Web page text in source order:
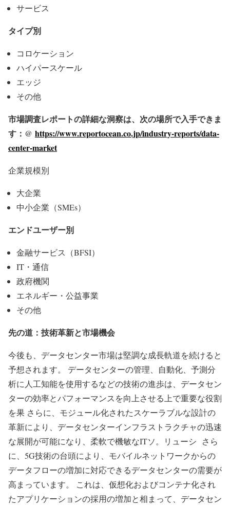
サービス
タイプ別
コロケーション
ハイパースケール
エッジ
その他
市場調査レポートの詳細な洞察は、次の場所で入手できま
す：@ https://www.reportocean.co.jp/industry-reports/data-
center-market
企業規模別
大企業
中小企業（SMEs）
エンドユーザー別
金融サービス（BFSI）
IT・通信
政府機関
エネルギー・公益事業
その他
先の道：技術革新と市場機会
今後も、データセンター市場は堅調な成長軌道を続けると
予想されます。 データセンターの管理、自動化、予測分
析に人工知能を使用するなどの技術の進歩は、データセン
ターの効率とパフォーマンスを向上させる上で重要な役割
を果 さらに、モジュール化されたスケーラブルな設計の
革新により、データセンターインフラストラクチャの迅速
な展開が可能になり、柔軟で機敏なITソ。リューシ さら
に、5G技術の台頭により、モバイルネットワークからの
データフローの増加に対応できるデータセンターの需要が
高まっています。 これは、仮想化およびコンテナ化され
たアプリケーションの採用の増加と相まって、データセン